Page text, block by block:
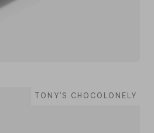
TONY'S CHOCOLONELY